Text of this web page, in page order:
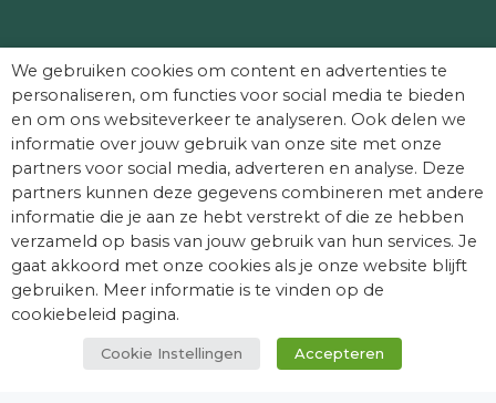
mogelijk maken:
We gebruiken cookies om content en advertenties te
personaliseren, om functies voor social media te bieden
en om ons websiteverkeer te analyseren. Ook delen we
informatie over jouw gebruik van onze site met onze
partners voor social media, adverteren en analyse. Deze
partners kunnen deze gegevens combineren met andere
informatie die je aan ze hebt verstrekt of die ze hebben
verzameld op basis van jouw gebruik van hun services. Je
gaat akkoord met onze cookies als je onze website blijft
gebruiken. Meer informatie is te vinden op de
cookiebeleid pagina.
Cookie Instellingen Accepteren